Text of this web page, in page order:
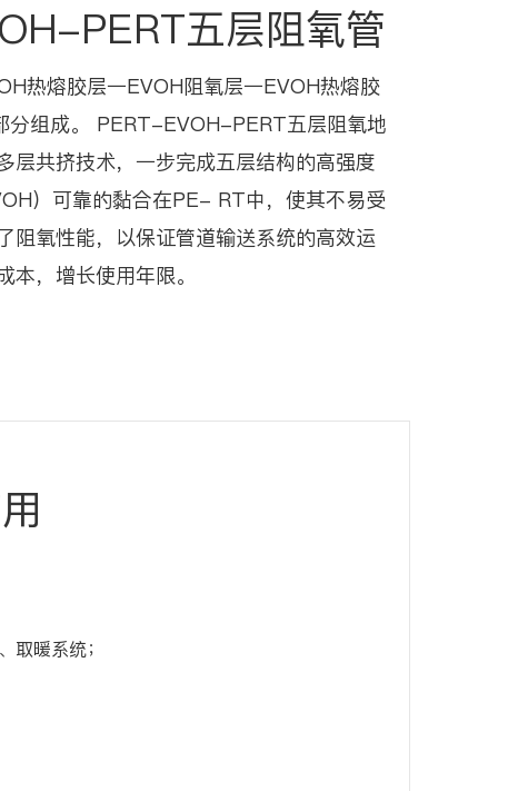
PERT五层阻氧管
热熔胶层一EVOH阻氧层一EVOH热熔胶
分组成。 PERT-EVOH-PERT五层阻氧地
层共挤技术，一步完成五层结构的高强度
）可靠的黏合在PE- RT中，使其不易受
阻氧性能，以保证管道输送系统的高效运
本，增长使用年限。
取暖系统；